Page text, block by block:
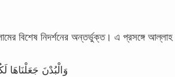
বিশেষ নিদর্শনের অন্তর্ভুক্ত। এ প্রসঙ্গে আল্লাহ
وَالْبُدْنَ جَعَلْنَاهَا